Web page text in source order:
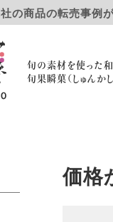
の商品の転売事例
旬の素材を使った
旬果瞬菓（しゅんか
価格